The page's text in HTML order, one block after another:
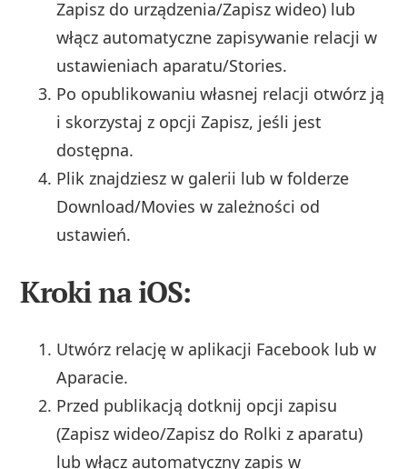
Zapisz do urządzenia/Zapisz wideo) lub
włącz automatyczne zapisywanie relacji w
ustawieniach aparatu/Stories.
Po opublikowaniu własnej relacji otwórz ją
i skorzystaj z opcji Zapisz, jeśli jest
dostępna.
Plik znajdziesz w galerii lub w folderze
Download/Movies w zależności od
ustawień.
Kroki na iOS:
Utwórz relację w aplikacji Facebook lub w
Aparacie.
Przed publikacją dotknij opcji zapisu
(Zapisz wideo/Zapisz do Rolki z aparatu)
lub włącz automatyczny zapis w